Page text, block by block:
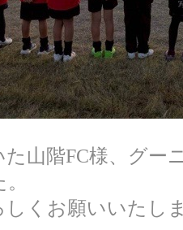
山階FC様、グー
しくお願いいたし